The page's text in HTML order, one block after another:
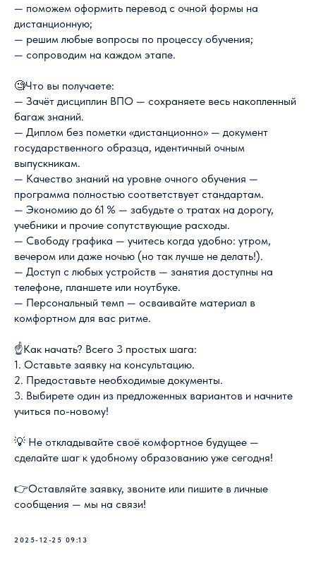
— поможем оформить перевод с очной формы на
дистанционную;
— решим любые вопросы по процессу обучения;
— сопроводим на каждом этапе.
🧐Что вы получаете:
— Зачёт дисциплин ВПО — сохраняете весь накопленный
багаж знаний.
— Диплом без пометки «дистанционно» — документ
государственного образца, идентичный очным
выпускникам.
— Качество знаний на уровне очного обучения —
программа полностью соответствует стандартам.
— Экономию до 61 % — забудьте о тратах на дорогу,
учебники и прочие сопутствующие расходы.
— Свободу графика — учитесь когда удобно: утром,
вечером или даже ночью (но так лучше не делать!).
— Доступ с любых устройств — занятия доступны на
телефоне, планшете или ноутбуке.
— Персональный темп — осваивайте материал в
комфортном для вас ритме.
☝Как начать? Всего 3 простых шага:
1. Оставьте заявку на консультацию.
2. Предоставьте необходимые документы.
3. Выбирете один из предложенных вариантов и начните
учиться по-новому!
💡 Не откладывайте своё комфортное будущее —
сделайте шаг к удобному образованию уже сегодня!
👉Оставляйте заявку, звоните или пишите в личные
сообщения — мы на связи!
2025-12-25 09:13